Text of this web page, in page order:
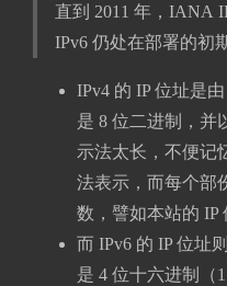
直到 2011 年，IANA
IPv6 仍处在部署的初
IPv4 的 IP 位址是
是 8 位二进制，并
示法太长，不便记
法表示，而每个部
数，譬如本站的 IP
而 IPv6 的 IP 位址
是 4 位十六进制（